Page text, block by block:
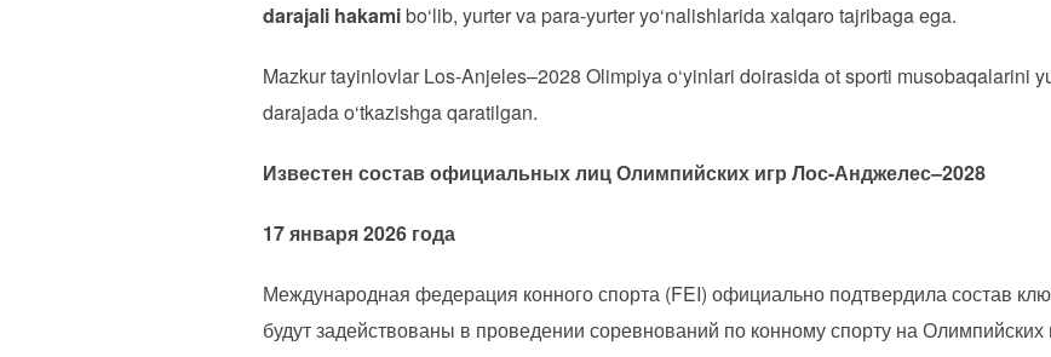
darajali hakamibo‘lib, yurter va para-yurter yo‘nalishlarida xalqaro tajribaga ega.
Mazkur tayinlovlar Los-Anjeles–2028 Olimpiya o‘yinlari doirasida ot sporti musobaqalarini
darajada o‘tkazishga qaratilgan.
Известен состав официальных лиц Олимпийских игр Лос-Анджелес–2028
17 января 2026 года
Международная федерация конного спорта (FEI) официально подтвердила состав
будут задействованы в проведении соревнований по конному спорту на